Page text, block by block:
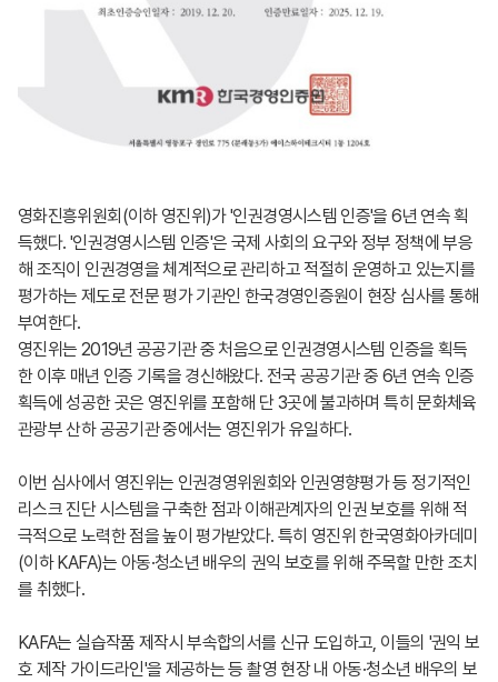
영화진흥위원회(이하 영진위)가 '인권경영시스템 인증'을 6년 연속 획
득했다. '인권경영시스템 인증'은 국제 사회의 요구와 정부 정책에 부응
해 조직이 인권경영을 체계적으로 관리하고 적절히 운영하고 있는지를
평가하는 제도로 전문 평가 기관인 한국경영인증원이 현장 심사를 통해
부여한다.
영진위는 2019년 공공기관 중 처음으로 인권경영시스템 인증을 획득
한 이후 매년 인증 기록을 경신해왔다. 전국 공공기관 중 6년 연속 인증
획득에 성공한 곳은 영진위를 포함해 단 3곳에 불과하며 특히 문화체육
관광부 산하 공공기관 중에서는 영진위가 유일하다.
이번 심사에서 영진위는 인권경영위원회와 인권영향평가 등 정기적인
리스크 진단 시스템을 구축한 점과 이해관계자의 인권 보호를 위해 적
극적으로 노력한 점을 높이 평가받았다. 특히 영진위 한국영화아카데미
(이하 KAFA)는 아동·청소년 배우의 권익 보호를 위해 주목할 만한 조치
를 취했다.
KAFA는 실습작품 제작시 부속합의서를 신규 도입하고, 이들의 '권익 보
호 제작 가이드라인'을 제공하는 등 촬영 현장 내 아동·청소년 배우의 보